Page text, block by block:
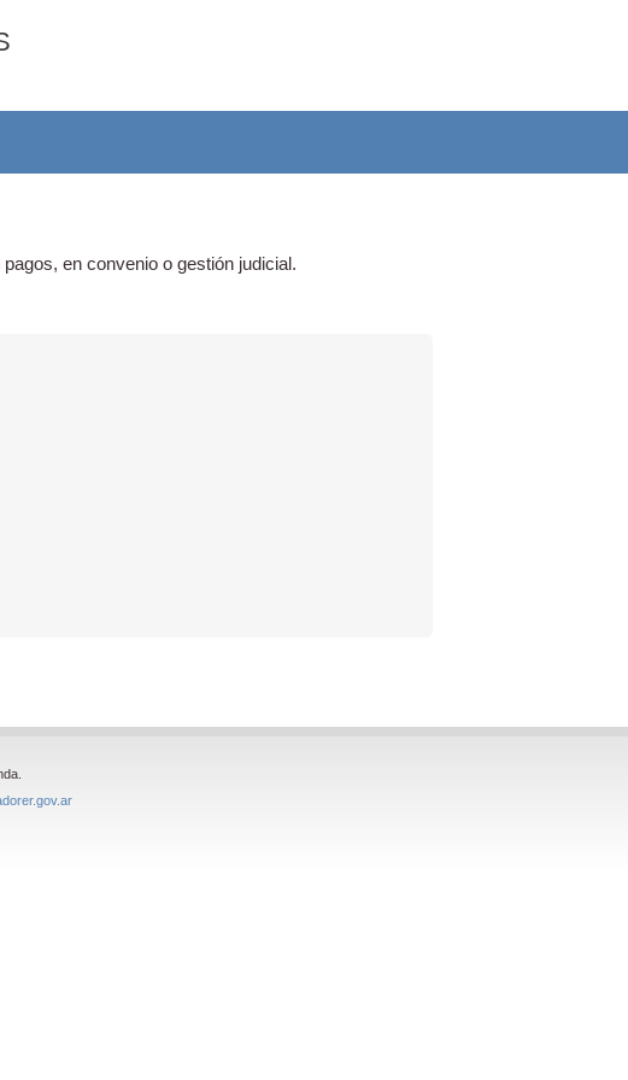
en convenio o gestión judicial.